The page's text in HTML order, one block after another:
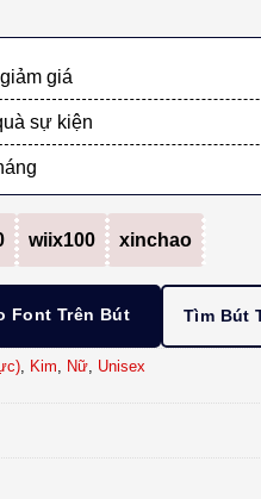
giá
sự kiện
wiix100 xinchao
Font Trên Bút Tìm Bút
, Kim, Nữ, Unisex